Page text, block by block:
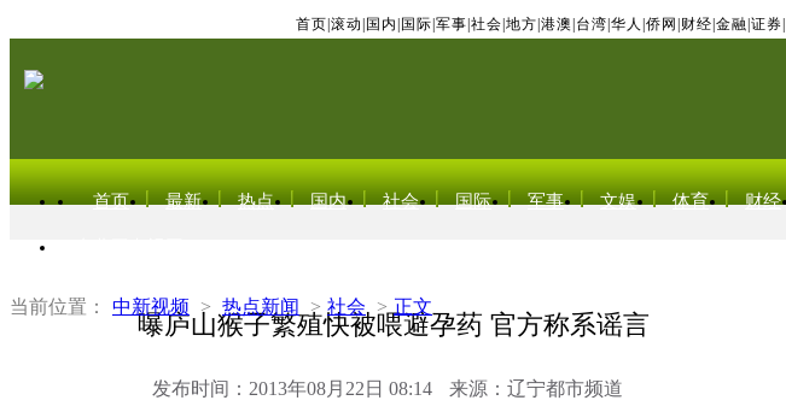
首页 滚动 国内 国际 军事 社会 地方 港澳 台湾 华人 侨网 财经 金融 证券
首页 最新 热点 国内 社会 国际 军事 文娱 体育 财经
当前位置： 中新视频 > 热点新闻 > 社会 > 正文
曝庐山猴子繁殖快被喂避孕药 官方称系谣言
发布时间：2013年08月22日 08:14 来源：辽宁都市频道